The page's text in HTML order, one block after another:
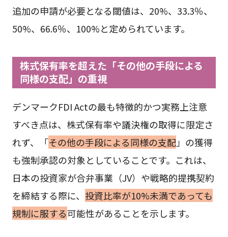
追加の申請が必要となる閾値は、20%、33.3％、
50%、66.6％、100%と定められています。
株式保有率を超えた「その他の手段による
同様の支配」の重視
デンマークFDI Actの最も特徴的かつ実務上注意
すべき点は、株式保有率や議決権の取得に限定さ
れず、「その他の手段による同様の支配」の獲得
も強制承認の対象としていることです。これは、
日本の投資家が合弁事業（JV）や戦略的提携契約
を締結する際に、 投資比率が10%未満であっても
規制に服する可能性があることを示します。